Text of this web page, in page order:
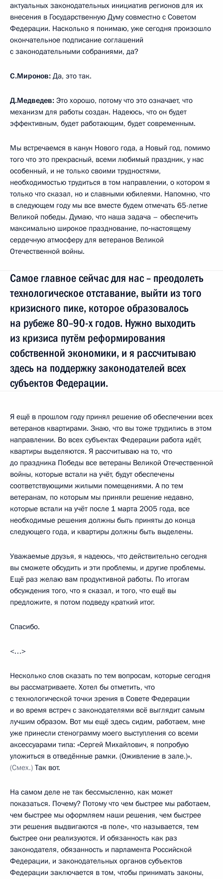
актуальных законодательных инициатив регионов для их
внесения в Государственную Думу совместно с Советом
Федерации. Насколько я понимаю, уже сегодня произошло
окончательное подписание соглашений
с законодательными собраниями, да?
С.Миронов: Да, это так.
Д.Медведев: Это хорошо, потому что это означает, что
механизм для работы создан. Надеюсь, что он будет
эффективным, будет работающим, будет современным.
Мы встречаемся в канун Нового года, а Новый год, помимо
того что это прекрасный, всеми любимый праздник, у нас
особенный, и не только своими трудностями,
необходимостью трудиться в том направлении, о котором я
только что сказал, но и славными юбилеями. Напомню, что
в следующем году мы все вместе будем отмечать 65-летие
Великой победы. Думаю, что наша задача – обеспечить
максимально широкое празднование, по‑настоящему
сердечную атмосферу для ветеранов Великой
Отечественной войны.
Самое главное сейчас для нас – преодолеть
технологическое отставание, выйти из того
кризисного пике, которое образовалось
на рубеже 80–90-х годов. Нужно выходить
из кризиса путём реформирования
собственной экономики, и я рассчитываю
здесь на поддержку законодателей всех
субъектов Федерации.
Я ещё в прошлом году принял решение об обеспечении всех
ветеранов квартирами. Знаю, что вы тоже трудились в этом
направлении. Во всех субъектах Федерации работа идёт,
квартиры выделяются. Я рассчитываю на то, что
до праздника Победы все ветераны Великой Отечественной
войны, которые встали на учёт, будут обеспечены
соответствующими жилыми помещениями. А по тем
ветеранам, по которым мы приняли решение недавно,
которые встали на учёт после 1 марта 2005 года, все
необходимые решения должны быть приняты до конца
следующего года, и квартиры должны быть выделены.
Уважаемые друзья, я надеюсь, что действительно сегодня
вы сможете обсудить и эти проблемы, и другие проблемы.
Ещё раз желаю вам продуктивной работы. По итогам
обсуждения того, что я сказал, и того, что ещё вы
предложите, я потом подведу краткий итог.
Спасибо.
<…>
Несколько слов сказать по тем вопросам, которые сегодня
вы рассматриваете. Хотел бы отметить, что
с технологической точки зрения в Совете Федерации
и во время встреч с законодателями всё выглядит самым
лучшим образом. Вот мы ещё здесь сидим, работаем, мне
уже принесли стенограмму моего выступления со всеми
аксессуарами типа: «Сергей Михайлович, я попробую
уложиться в отведённые рамки. (Оживление в зале.)».
(Смех.) Так вот.
На самом деле не так бессмысленно, как может
показаться. Почему? Потому что чем быстрее мы работаем,
чем быстрее мы оформляем наши решения, чем быстрее
эти решения выдвигаются «в поле», что называется, тем
быстрее они реализуются. И обязанность как раз
законодателя, обязанность и парламента Российской
Федерации, и законодательных органов субъектов
Федерации заключается в том, чтобы принимать законы,